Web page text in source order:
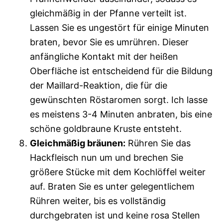
gleichmäßig in der Pfanne verteilt ist.
Lassen Sie es ungestört für einige Minuten
braten, bevor Sie es umrühren. Dieser
anfängliche Kontakt mit der heißen
Oberfläche ist entscheidend für die Bildung
der Maillard-Reaktion, die für die
gewünschten Röstaromen sorgt. Ich lasse
es meistens 3-4 Minuten anbraten, bis eine
schöne goldbraune Kruste entsteht.
Gleichmäßig bräunen: Rühren Sie das
Hackfleisch nun um und brechen Sie
größere Stücke mit dem Kochlöffel weiter
auf. Braten Sie es unter gelegentlichem
Rühren weiter, bis es vollständig
durchgebraten ist und keine rosa Stellen